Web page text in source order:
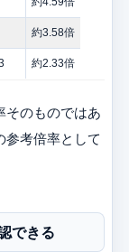
約3.58倍
約2.33倍
そのものではあ
参考倍率として
できる